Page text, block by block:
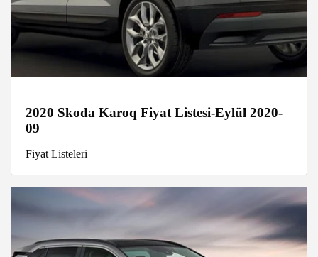
2020 Skoda Karoq Fiyat Listesi-Eylül 2020-
09
Fiyat Listeleri